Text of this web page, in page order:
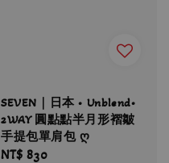
SEVEN｜日本 • Unblend•
2WAY 圓點點半月形褶皺
手提包單肩包 ღ
Regular
NT$ 830